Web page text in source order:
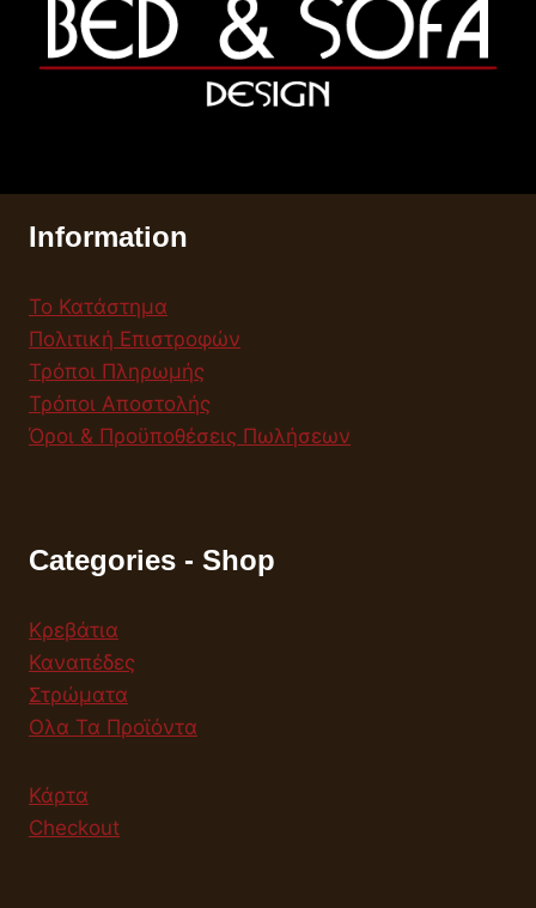
Information
Το Κατάστημα
Πολιτική Επιστροφών
Τρόποι Πληρωμής
Τρόποι Αποστολής
Όροι & Προϋποθέσεις Πωλήσεων
Categories - Shop
Κρεβάτια
Καναπέδες
Στρώματα
Ολα Τα Προϊόντα
Κάρτα
Checkout